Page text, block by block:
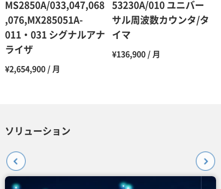
MS2850A/033,047,068
,076,MX285051A-
011・031 シグナルアナ
ライザ
¥2,654,900 / 月
53230A/010 ユニバー
サル周波数カウンタ/タ
イマ
¥136,900 / 月
ソリューション